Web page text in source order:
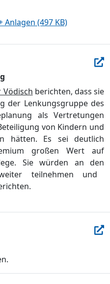
Anlagen (497 KB)
Vödisch berichten, dass sie
der Lenkungsgruppe des
als Vertretungen
von Kindern und
hätten. Es sei deutlich
großen Wert auf
Sie würden an den
teilnehmen und